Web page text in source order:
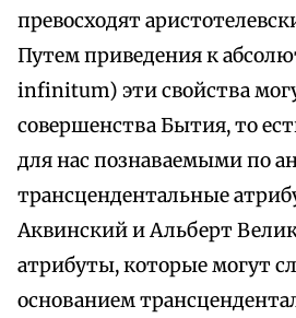
превосходят
Путем приведения к
infinitum) эти свойства
совершенства Бытия, то
для нас познаваемыми по
трансцендентальные
Аквинский и Альберт
атрибуты, которые могут
основанием